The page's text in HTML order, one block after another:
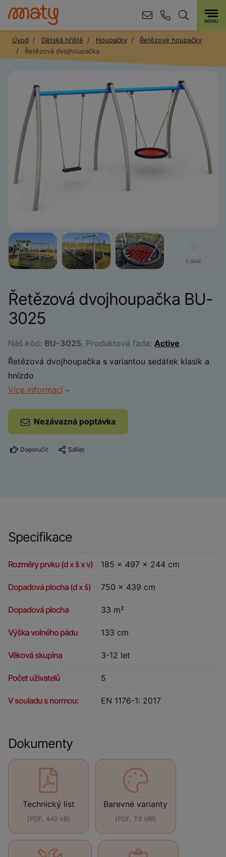
Úvod Dětská hřiště Houpačky
Řetězové houpačky
Řetězová dvojhoupačka
5 další
Řetězová dvojhoupačka BU-
3025
Náš kód: BU-3025, Produktová řada: Active
Řetězová dvojhoupačka s variantou sedátek klasik a
hnízdo
Více informací
Nezávazná poptávka
Doporučit Sdílet
Specifikace
Rozměry prvku (d x š x v) 185 x 497 x 244 cm
Dopadová plocha (d x š) 750 x 439 cm
Dopadová plocha 33 m²
Výška volného pádu 133 cm
Věková skupina 3-12 let
Počet uživatelů 5
V souladu s normou: EN 1176-1: 2017
Dokumenty
Technický list
[PDF, 440 kB]
Barevné varianty
[PDF, 7.9 MB]